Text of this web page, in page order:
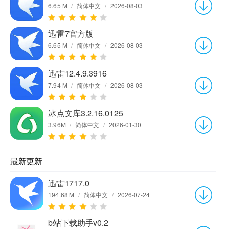
6.65 M / 简体中文 / 2026-08-03
迅雷7官方版
6.65 M / 简体中文 / 2026-08-03
迅雷12.4.9.3916
7.94 M / 简体中文 / 2026-08-03
冰点文库3.2.16.0125
3.96M / 简体中文 / 2026-01-30
最新更新
迅雷1717.0
194.68 M / 简体中文 / 2026-07-24
b站下载助手v0.2